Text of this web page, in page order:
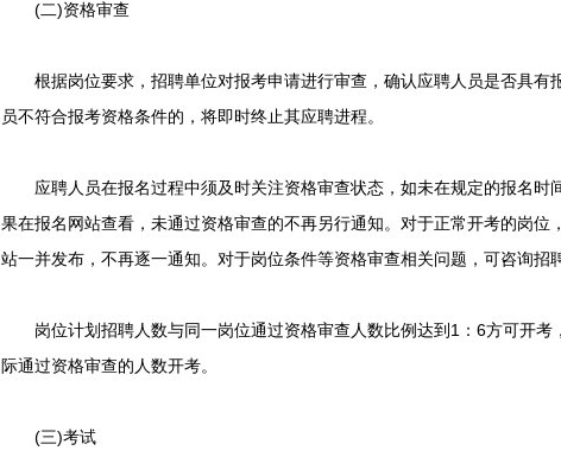
(二)资格审查
根据岗位要求，招聘单位对报考申请进行审查，确认应聘人员是否具有
员不符合报考资格条件的，将即时终止其应聘进程。
应聘人员在报名过程中须及时关注资格审查状态，如未在规定的报名时
果在报名网站查看，未通过资格审查的不再另行通知。对于正常开考的岗
站一并发布，不再逐一通知。对于岗位条件等资格审查相关问题，可咨询招
岗位计划招聘人数与同一岗位通过资格审查人数比例达到1：6方可开考
际通过资格审查的人数开考。
(三)考试